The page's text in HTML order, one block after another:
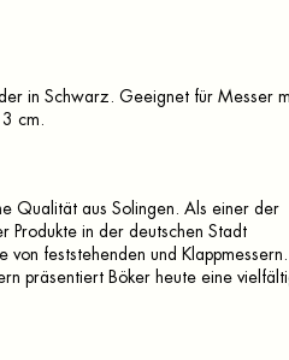
in Schwarz. Geeignet für Messer
cm.
Qualität aus Solingen. Als einer der
Produkte in der deutschen Stadt
feststehenden und Klappmessern.
präsentiert Böker heute eine